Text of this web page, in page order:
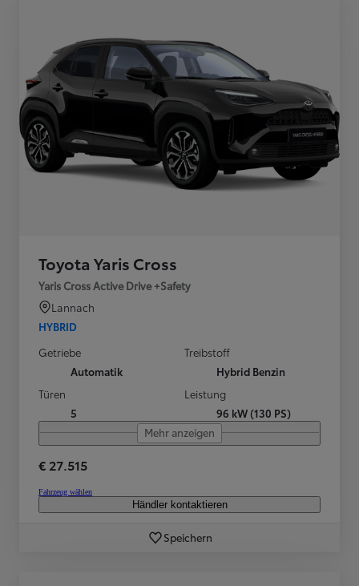
Toyota Yaris Cross
Yaris Cross Active Drive +Safety
Lannach
HYBRID
Getriebe
Automatik
Treibstoff
Hybrid Benzin
Türen
5
Leistung
96 kW (130 PS)
Mehr anzeigen
€ 27.515
Fahrzeug wählen
Händler kontaktieren
Speichern